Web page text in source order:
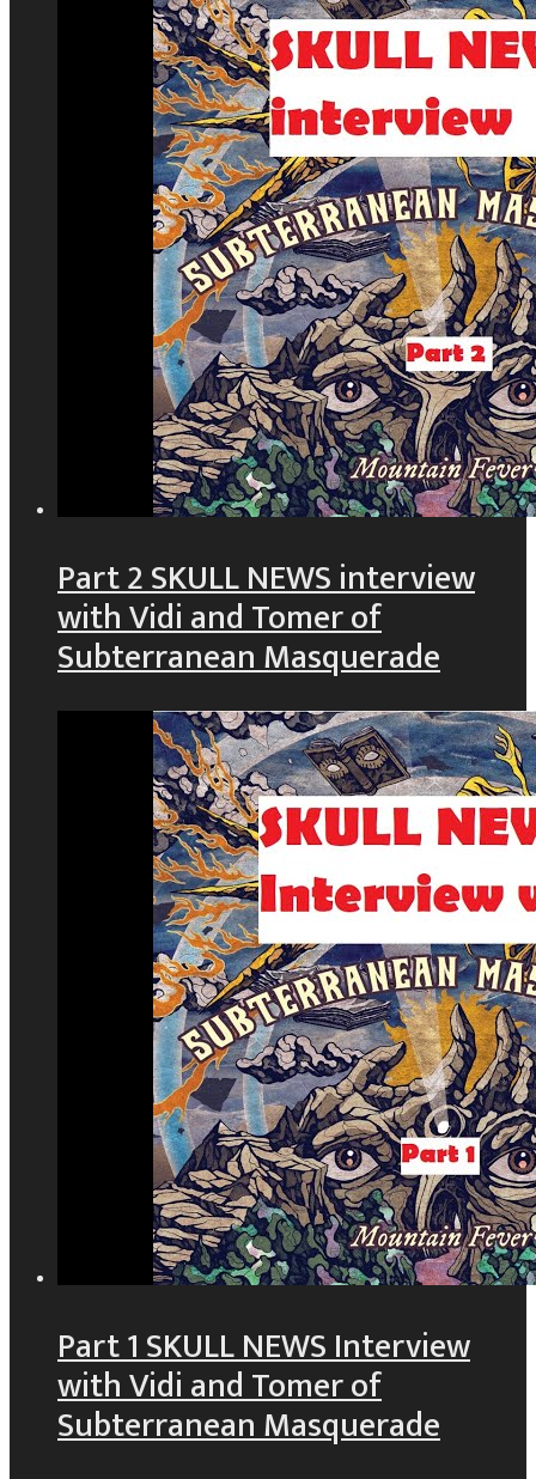
Part 2 SKULL NEWS interview
with Vidi and Tomer of
Subterranean Masquerade
Part 1 SKULL NEWS Interview
with Vidi and Tomer of
Subterranean Masquerade